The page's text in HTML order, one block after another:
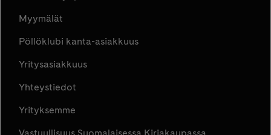
Myymälät
Pöllöklubi kanta-asiakkuus
Yritysasiakkuus
Yhteystiedot
Yrityksemme